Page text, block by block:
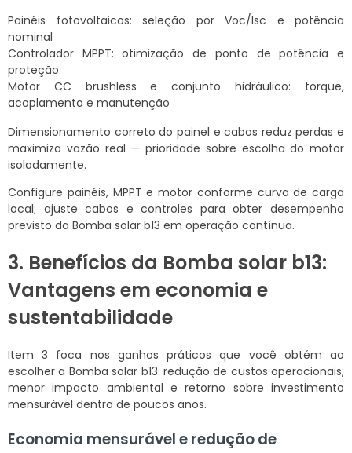
Painéis fotovoltaicos: seleção por Voc/Isc e potência
nominal
Controlador MPPT: otimização de ponto de potência e
proteção
Motor CC brushless e conjunto hidráulico: torque,
acoplamento e manutenção
Dimensionamento correto do painel e cabos reduz perdas e
maximiza vazão real — prioridade sobre escolha do motor
isoladamente.
Configure painéis, MPPT e motor conforme curva de carga
local; ajuste cabos e controles para obter desempenho
previsto da Bomba solar b13 em operação contínua.
3. Benefícios da Bomba solar b13:
Vantagens em economia e
sustentabilidade
Item 3 foca nos ganhos práticos que você obtém ao
escolher a Bomba solar b13: redução de custos operacionais,
menor impacto ambiental e retorno sobre investimento
mensurável dentro de poucos anos.
Economia mensurável e redução de